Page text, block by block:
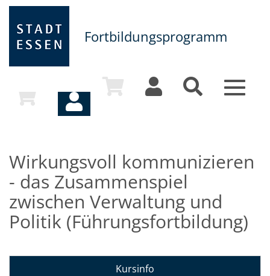
Fortbildungsprogramm
Toggle
Wirkungsvoll kommunizieren
- das Zusammenspiel
zwischen Verwaltung und
Politik (Führungsfortbildung)
Kursinfo